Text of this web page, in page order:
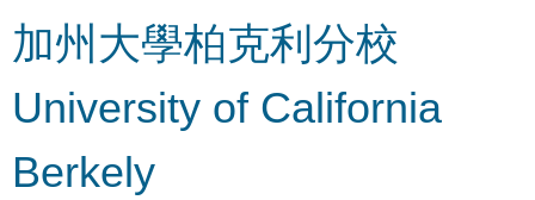
加州大學柏克利分校
University of California
Berkely